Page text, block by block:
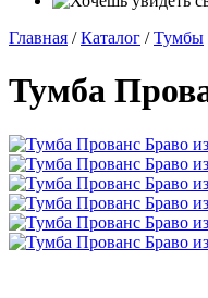
Главная / Каталог / Тумбы
Тумба